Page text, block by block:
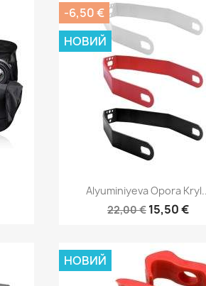
Швидкий перегляд
Alyuminiyeva Opora
22,00 € 15,50 €
-6,50 €
НОВИЙ
НОВИЙ